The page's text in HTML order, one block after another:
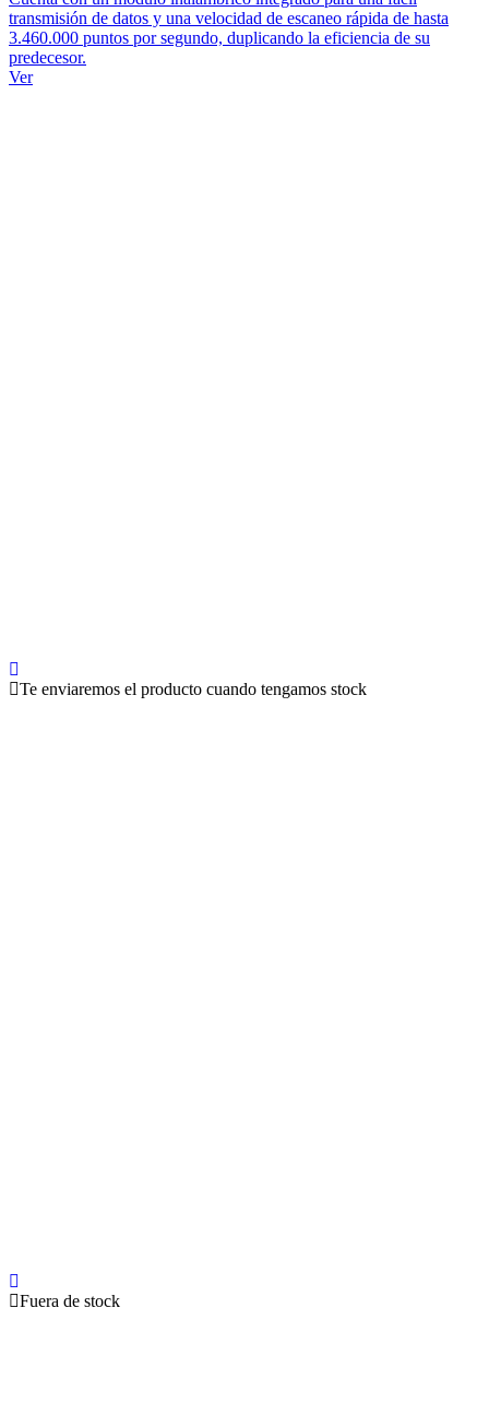
transmisión de datos y una velocidad de escaneo rápida de hasta
3.460.000 puntos por segundo, duplicando la eficiencia de su
predecesor.
Ver
Te enviaremos el producto cuando tengamos stock
Fuera de stock